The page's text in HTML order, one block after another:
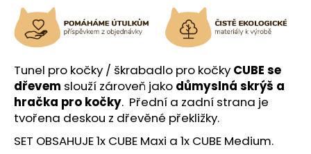
Tunel pro kočky / škrabadlo pro kočky CUBE se
dřevem slouží zároveň jako důmyslná skrýš a
hračka pro kočky. Přední a zadní strana je
tvořena deskou z dřevěné překližky.
SET OBSAHUJE 1x CUBE Maxi a 1x CUBE Medium.
u
č
u
j
e
m
e